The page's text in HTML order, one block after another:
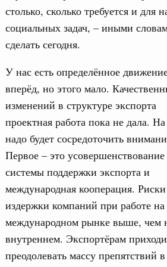
столько, сколько требуется и
социальных задач, – иными
сделать сегодня.
У нас есть определённое
вперёд, но этого мало.
изменений в структуре экспорта
проектная работа пока не дала.
надо будет сосредоточить
Первое – это усовершенствование
системы поддержки экспорта и
международная кооперация.
издержки компаний при работе на
международном рынке выше, чем
внутреннем. Экспортёрам
преодолевать массу препятствий
продукции АПК
приоритетного
– создать отраслевую систему поддержки
продукции и обеспечить соответствие
целевых зарубежных рынков.
30 ноября 2016, среда
образование детей
Совета при
О паспортах приоритетных проектов по
«Международная кооперация и экспорт».